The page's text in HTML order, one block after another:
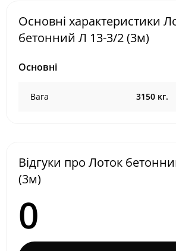
Основні характеристики
бетонний Л 13-3/2 (3м)
Основні
Вага 3150 кг.
Відгуки про Лоток
(3м)
0